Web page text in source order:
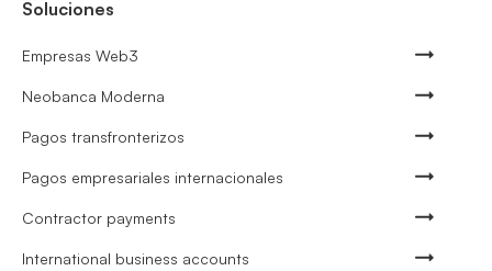
Soluciones
Empresas Web3
Neobanca Moderna
Pagos transfronterizos
Pagos empresariales internacionales
Contractor payments
International business accounts